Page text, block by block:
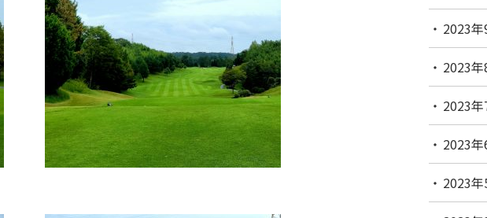
2023年
2023年
2023年
2023年
2023年